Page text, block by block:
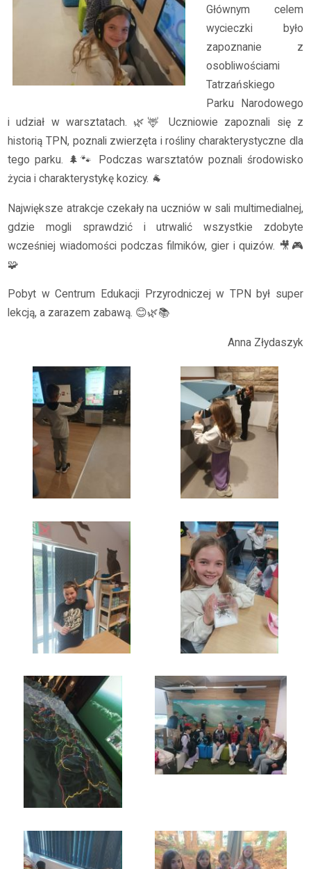
Głównym celem
wycieczki było
zapoznanie z
osobliwościami
Tatrzańskiego
Parku Narodowego
i udział w warsztatach. 🌿🦌 Uczniowie zapoznali się z
historią TPN, poznali zwierzęta i rośliny charakterystyczne dla
tego parku. 🌲🐾 Podczas warsztatów poznali środowisko
życia i charakterystykę kozicy. 🐐
Największe atrakcje czekały na uczniów w sali multimedialnej,
gdzie mogli sprawdzić i utrwalić wszystkie zdobyte
wcześniej wiadomości podczas filmików, gier i quizów. 🎥🎮
🧩
Pobyt w Centrum Edukacji Przyrodniczej w TPN był super
lekcją, a zarazem zabawą. 😊🌿📚
Anna Złydaszyk